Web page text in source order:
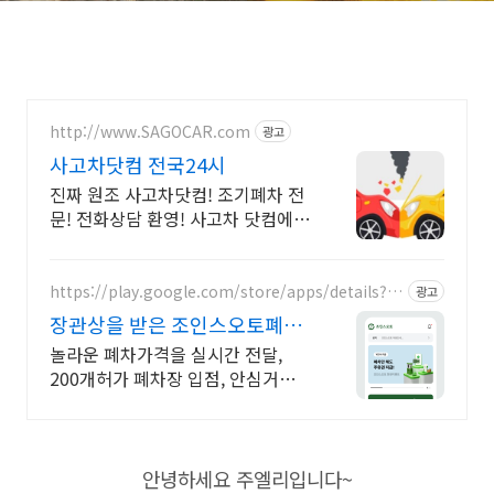
http://www.SAGOCAR.com 광고
사고차닷컴 전국24시
진짜 원조 사고차닷컴! 조기폐차 전
문! 전화상담 환영! 사고차 닷컴에서
https://play.google.com/store/apps/details?id
광고
장관상을 받은 조인스오토폐차
부품차량찾기 서비스
놀라운 폐차가격을 실시간 전달,
200개허가 폐차장 입점, 안심거래가
안녕하세요 주엘리입니다~